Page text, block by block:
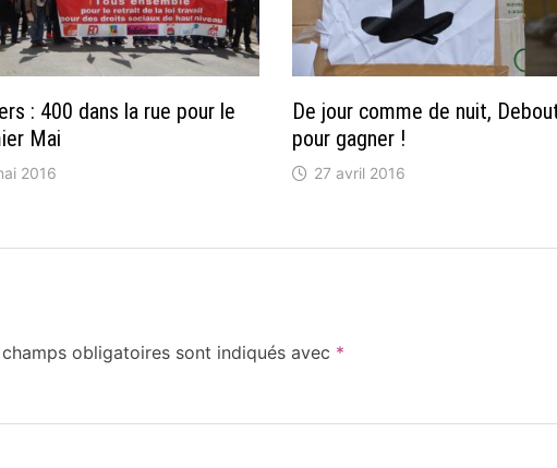
: 400 dans la rue pour le
Mai
2016
De jour comme de nuit,
pour gagner !
27 avril 2016
champs obligatoires sont indiqués avec *